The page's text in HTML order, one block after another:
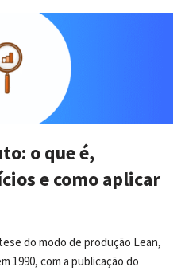
o que é,
e como aplicar
do modo de produção Lean,
1990, com a publicação do